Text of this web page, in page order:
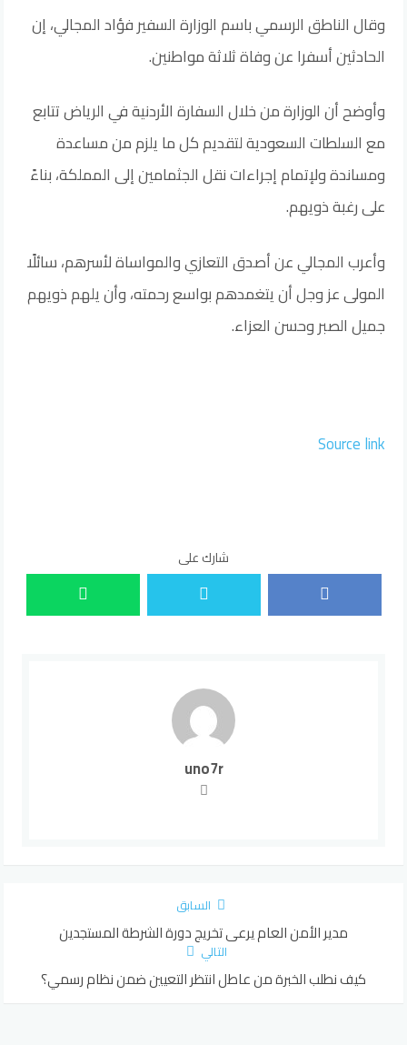
وقال الناطق الرسمي باسم الوزارة السفير فؤاد المجالي، إن
الحادثين أسفرا عن وفاة ثلاثة مواطنين.
وأوضح أن الوزارة من خلال السفارة الأردنية في الرياض تتابع
مع السلطات السعودية لتقديم كل ما يلزم من مساعدة
ومساندة ولإتمام إجراءات نقل الجثمامين إلى المملكة، بناءً
على رغبة ذويهم.
وأعرب المجالي عن أصدق التعازي والمواساة لأسرهم، سائلًا
المولى عز وجل أن يتغمدهم بواسع رحمته، وأن يلهم ذويهم
جميل الصبر وحسن العزاء.
Source link
شارك على
uno7r
السابق
مدير الأمن العام يرعى تخريج دورة الشرطة المستجدين
التالي
كيف نطلب الخبرة من عاطل انتظر التعيين ضمن نظام رسمي؟